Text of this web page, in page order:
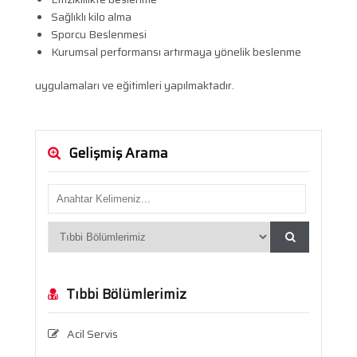
Sağlıklı kilo alma
Sporcu Beslenmesi
Kurumsal performansı artırmaya yönelik beslenme
uygulamaları ve eğitimleri yapılmaktadır.
Gelişmiş Arama
Tıbbi Bölümlerimiz
Acil Servis